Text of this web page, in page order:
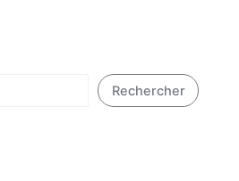
Rechercher